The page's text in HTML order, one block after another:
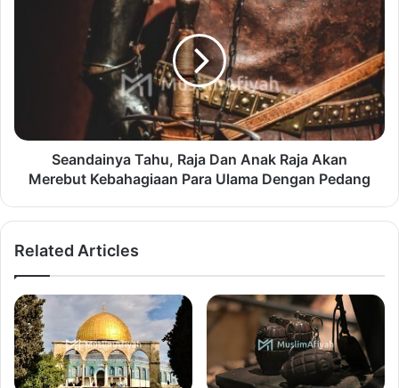
Seandainya Tahu, Raja Dan Anak Raja Akan
Merebut Kebahagiaan Para Ulama Dengan Pedang
Related Articles